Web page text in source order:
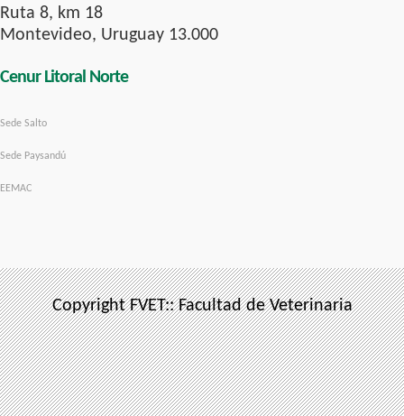
Ruta 8, km 18
Montevideo, Uruguay 13.000
Cenur Litoral Norte
Sede Salto
Sede Paysandú
EEMAC
Copyright FVET:: Facultad de Veterinaria